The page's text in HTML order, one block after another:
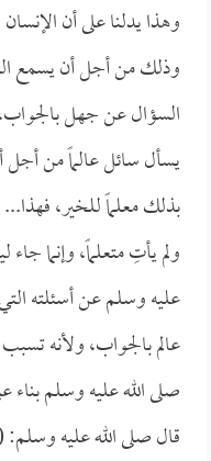
وهذا يدلنا على أن
وذلك من أجل أن يسمع
السؤال عن جهل بالجواب،
يسأل سائل عالماً من
بذلك معلماً للخير،
ولم يأتِ متعلماً، وإنما
عليه وسلم عن أسئلته
عالم بالجواب، ولأنه
صلى الله عليه وسلم
قال صلى الله عليه